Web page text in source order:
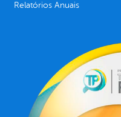
Relatórios Anuais